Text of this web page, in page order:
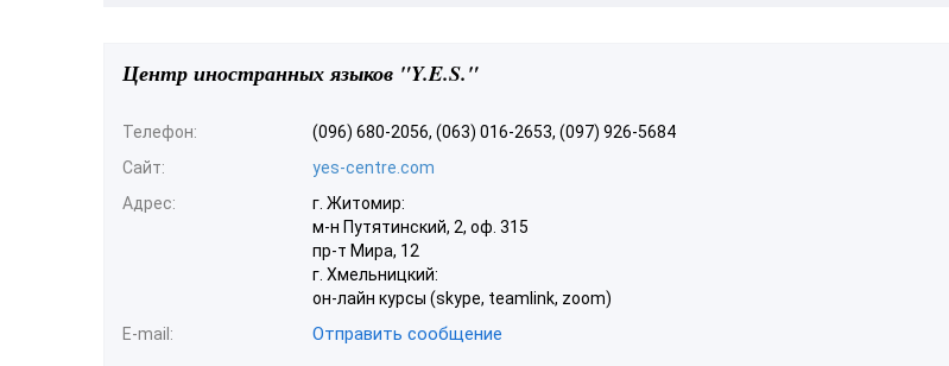
Центр иностранных языков "Y.E.S."
Телефон:
(096) 680-2056, (063) 016-2653, (097) 926-5684
Сайт:
yes-centre.com
Адрес:
г. Житомир:
м-н Путятинский, 2, оф. 315
пр-т Мира, 12
г. Хмельницкий:
он-лайн курсы (skype, teamlink, zoom)
E-mail:
Отправить сообщение